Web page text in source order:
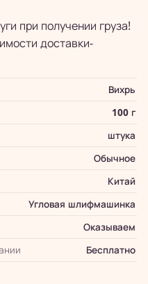
при получении груза!
доставки-
Вихрь
100 г
штука
Обычное
Китай
Угловая шлифмашинка
Оказываем
Бесплатно